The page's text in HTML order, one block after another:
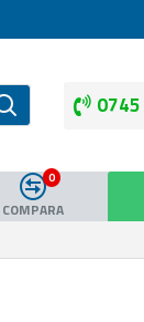
COMPARA
0